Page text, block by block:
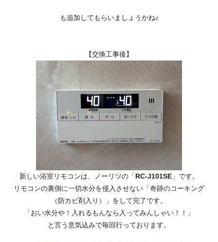
も追加してもらいましょうかね♪
【交換工事後】
新しい浴室リモコンは、ノーリツの「RC-J101SE」です。
リモコンの裏側に一切水分を侵入させない「奇跡のコーキング
（防カビ剤入り）」をして完了です。
「おい水分や！入れるもんなら入ってみんしゃい！！」
と言う意気込みで毎回行っております。